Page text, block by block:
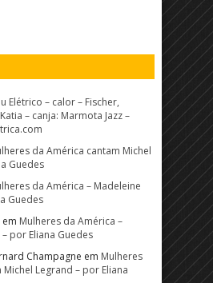
Elétrico – calor – Fischer,
– canja: Marmota Jazz –
da América cantam Michel
Guedes
da América – Madeleine
Guedes
em Mulheres da América –
por Eliana Guedes
Champagne em Mulheres
Legrand – por Eliana